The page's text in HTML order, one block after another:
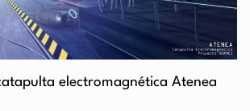
electromagnética Atenea